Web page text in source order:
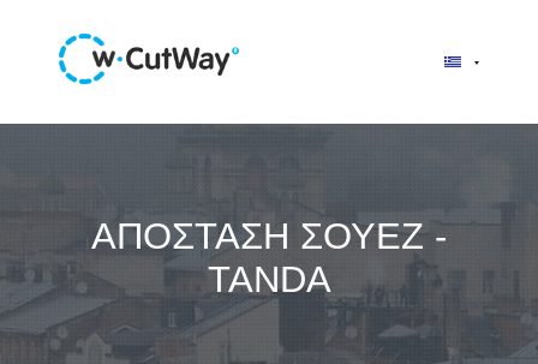
ΑΠΌΣΤΑΣΗ ΣΟΥΈΖ -
TANDA